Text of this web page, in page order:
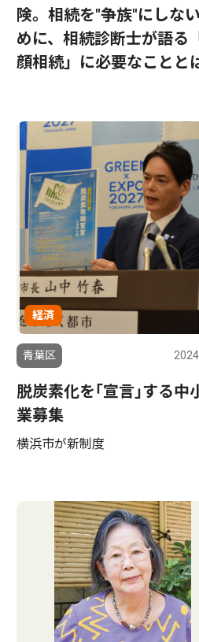
険。相続を"争族"にしな
めに、相続診断士が語る
顔相続」に必要なことと
経済
青葉区
脱炭素化を｢宣言｣する中
業募集
横浜市が新制度